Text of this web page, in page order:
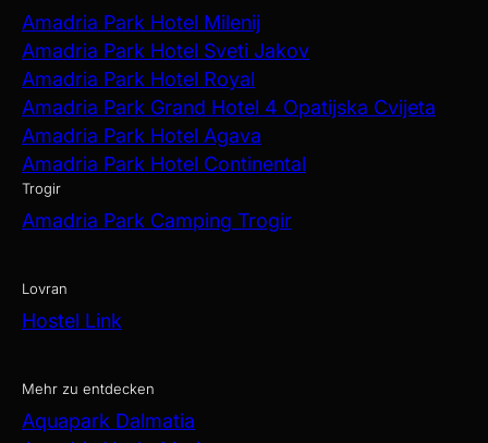
Amadria Park Hotel Milenij
Amadria Park Hotel Sveti Jakov
Amadria Park Hotel Royal
Amadria Park Grand Hotel 4 Opatijska Cvijeta
Amadria Park Hotel Agava
Amadria Park Hotel Continental
Trogir
Amadria Park Camping Trogir
Lovran
Hostel Link
Mehr zu entdecken
Aquapark Dalmatia